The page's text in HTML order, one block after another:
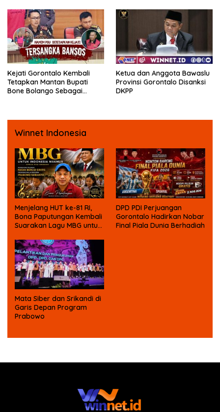
Fisik oleh Beberapa
Temannya
Kejati Gorontalo Kembali
Tetapkan Mantan Bupati
Bone Bolango Sebagai
Ketua dan Anggota Bawaslu
Provinsi Gorontalo Disanksi
DKPP
Winnet Indonesia
Menjelang HUT ke-81 RI,
Bona Paputungan Kembali
Suarakan Lagu MBG untuk
DPD PDI Perjuangan
Gorontalo Hadirkan Nobar
Final Piala Dunia Berhadiah
Mata Siber dan Srikandi di
Garis Depan Program
Prabowo